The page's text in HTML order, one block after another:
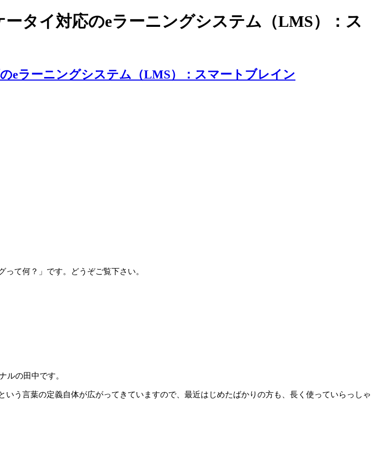
タイ対応のeラーニングシステム（LMS）：ス
て何？」です。どうぞご覧下さい。
ルの田中です。
う言葉の定義自体が広がってきていますので、最近はじめたばかりの方も、長く使っていらっしゃ